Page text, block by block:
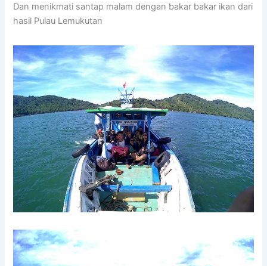
Dan menikmati santap malam dengan bakar bakar ikan dari
hasil Pulau Lemukutan